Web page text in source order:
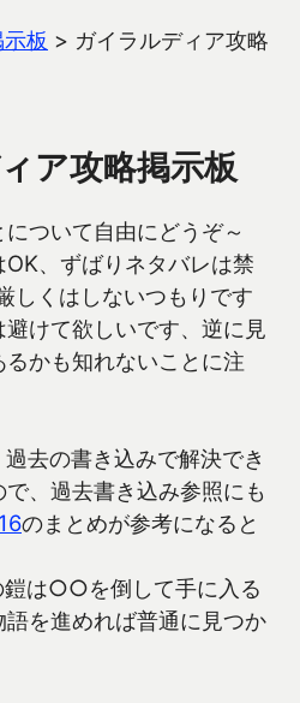
板 > ガイラルディア攻略
ア攻略掲示板
ついて自由にどうぞ～
、ずばりネタバレは禁
しくはしないつもりです
けて欲しいです、逆に見
かも知れないことに注
去の書き込みで解決でき
、過去書き込み参照にも
のまとめが参考になると
は○○を倒して手に入る
を進めれば普通に見つか